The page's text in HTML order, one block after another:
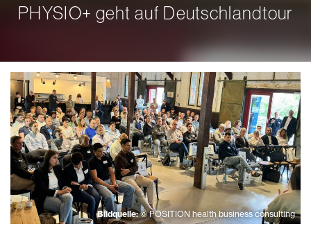
PHYSIO+ geht auf Deutschlandtour
Bildquelle:© POSITION health business consulting